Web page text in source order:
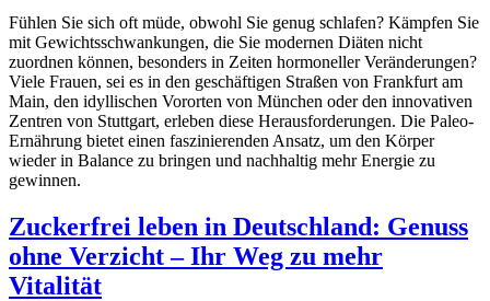
Fühlen Sie sich oft müde, obwohl Sie genug schlafen? Kämpfen Sie
mit Gewichtsschwankungen, die Sie modernen Diäten nicht
zuordnen können, besonders in Zeiten hormoneller Veränderungen?
Viele Frauen, sei es in den geschäftigen Straßen von Frankfurt am
Main, den idyllischen Vororten von München oder den innovativen
Zentren von Stuttgart, erleben diese Herausforderungen. Die Paleo-
Ernährung bietet einen faszinierenden Ansatz, um den Körper
wieder in Balance zu bringen und nachhaltig mehr Energie zu
gewinnen.
Zuckerfrei leben in Deutschland: Genuss
ohne Verzicht – Ihr Weg zu mehr
Vitalität